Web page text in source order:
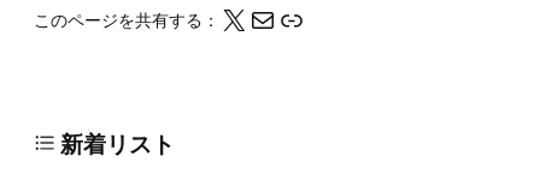
このページを共有する： X メール このページの情報をクリップボードにコピーする
新着リスト